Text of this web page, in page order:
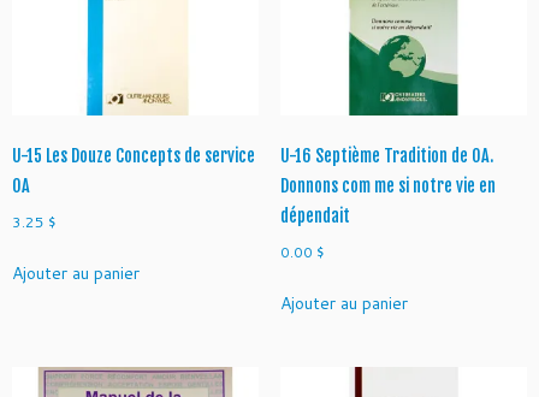
U-15 Les Douze Concepts de service
OA
3.25 $
Ajouter au panier
U-16 Septième Tradition de OA.
Donnons com me si notre vie en
dépendait
0.00 $
Ajouter au panier